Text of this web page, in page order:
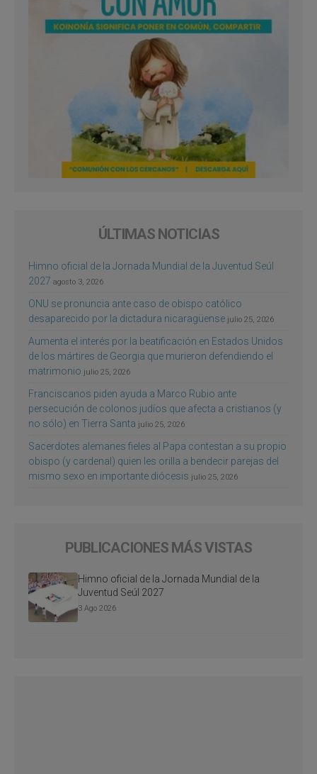
ÚLTIMAS NOTICIAS
Himno oficial de la Jornada Mundial de la Juventud Seúl
2027 agosto 3, 2026
ONU se pronuncia ante caso de obispo católico
desaparecido por la dictadura nicaragüense julio 25, 2026
Aumenta el interés por la beatificación en Estados Unidos
de los mártires de Georgia que murieron defendiendo el
matrimonio julio 25, 2026
Franciscanos piden ayuda a Marco Rubio ante
persecución de colonos judíos que afecta a cristianos (y
no sólo) en Tierra Santa julio 25, 2026
Sacerdotes alemanes fieles al Papa contestan a su propio
obispo (y cardenal) quien les orilla a bendecir parejas del
mismo sexo en importante diócesis julio 25, 2026
PUBLICACIONES MÁS VISTAS
Himno oficial de la Jornada Mundial de la
Juventud Seúl 2027
3 Ago 2026